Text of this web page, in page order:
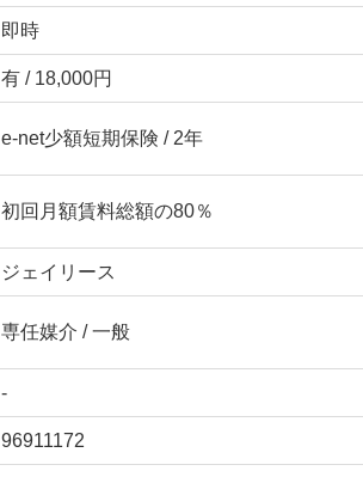
即時
有 / 18,000円
e-net少額短期保険 / 2年
初回月額賃料総額の80％
ジェイリース
専任媒介 / 一般
-
96911172